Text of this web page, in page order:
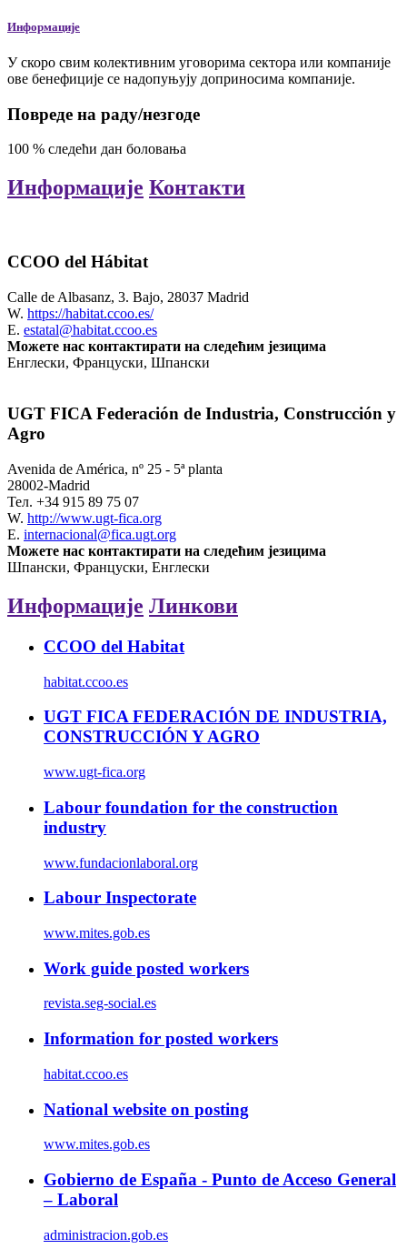
Информације
У скоро свим колективним уговорима сектора или компаније
ове бенефиције се надопуњују доприносима компаније.
Повреде на раду/незгоде
100 % следећи дан боловања
Информације Контакти
CCOO del Hábitat
Calle de Albasanz, 3. Bajo, 28037 Madrid
W. https://habitat.ccoo.es/
E. estatal@habitat.ccoo.es
Можете нас контактирати на следећим језицима
Енглески, Француски, Шпански
UGT FICA Federación de Industria, Construcción y
Agro
Avenida de América, nº 25 - 5ª planta
28002-Madrid
Тел. +34 915 89 75 07
W. http://www.ugt-fica.org
E. internacional@fica.ugt.org
Можете нас контактирати на следећим језицима
Шпански, Француски, Енглески
Информације Линкови
CCOO del Habitat
habitat.ccoo.es
UGT FICA FEDERACIÓN DE INDUSTRIA,
CONSTRUCCIÓN Y AGRO
www.ugt-fica.org
Labour foundation for the construction
industry
www.fundacionlaboral.org
Labour Inspectorate
www.mites.gob.es
Work guide posted workers
revista.seg-social.es
Information for posted workers
habitat.ccoo.es
National website on posting
www.mites.gob.es
Gobierno de España - Punto de Acceso General
– Laboral
administracion.gob.es